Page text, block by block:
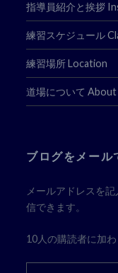
指導員紹介と挨拶
練習スケジュール
練習場所 Location
道場について About
ブログをメール
メールアドレスを
信できます。
10人の購読者に加